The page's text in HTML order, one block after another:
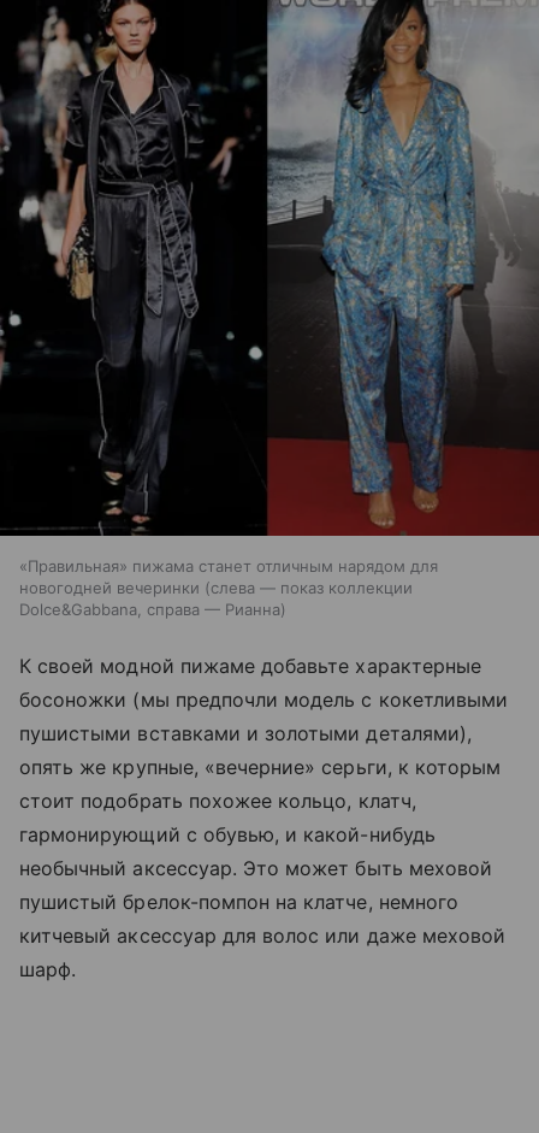
«Правильная» пижама станет отличным нарядом для
новогодней вечеринки (слева — показ коллекции
Dolce&Gabbana, справа — Рианна)
К своей модной пижаме добавьте характерные
босоножки (мы предпочли модель с кокетливыми
пушистыми вставками и золотыми деталями),
опять же крупные, «вечерние» серьги, к которым
стоит подобрать похожее кольцо, клатч,
гармонирующий с обувью, и какой-нибудь
необычный аксессуар. Это может быть меховой
пушистый брелок-помпон на клатче, немного
китчевый аксессуар для волос или даже меховой
шарф.